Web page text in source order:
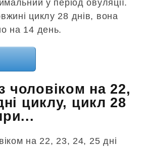
у період овуляції.
циклу 28 днів, вона
на 14 день.
чоловіком на 22,
циклу, цикл 28
на 22, 23, 24, 25 дні